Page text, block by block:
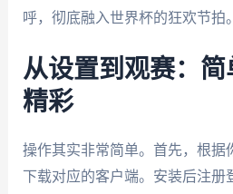
呼，彻底融入世界杯的狂欢节拍。
从设置到观赛：
精彩
操作其实非常简单。首先，根据
下载对应的客户端。安装后注册